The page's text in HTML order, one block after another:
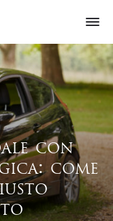
con
come